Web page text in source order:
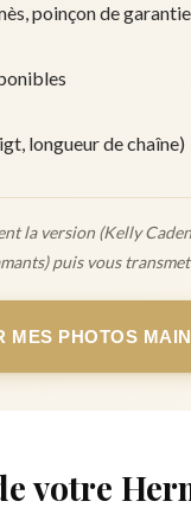
poinçon de
longueur de chaîne)
la version (Kelly
puis vous
MES PHOTOS
votre